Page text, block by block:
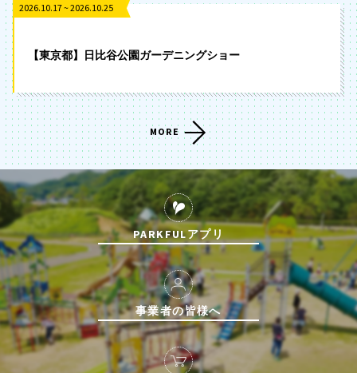
2026.10.17 ~ 2026.10.25
【東京都】日比谷公園ガーデニングショー
MORE
PARKFULアプリ
事業者の皆様へ